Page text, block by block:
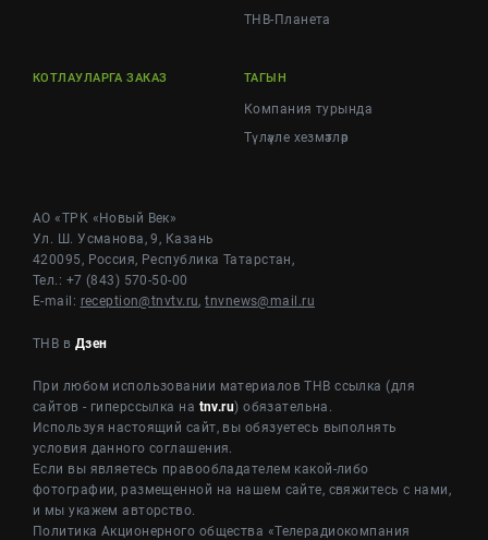
ТНВ-Планета
КОТЛАУЛАРГА ЗАКАЗ ТАГЫН
Компания турында
Түләүле хезмәтләр
АО «ТРК «Новый Век»
Ул. Ш. Усманова, 9, Казань
420095, Россия, Республика Татарстан,
Тел.: +7 (843) 570-50-00
E-mail: reception@tnvtv.ru,tnvnews@mail.ru
ТНВ в Дзен
При любом использовании материалов ТНВ ссылка (для
сайтов - гиперссылка на tnv.ru) обязательна.
Используя настоящий сайт, вы обязуетесь выполнять
условия данного соглашения.
Если вы являетесь правообладателем какой-либо
фотографии, размещенной на нашем сайте, свяжитесь с нами,
и мы укажем авторство.
Политика Акционерного общества «Телерадиокомпания